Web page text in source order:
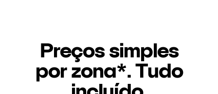
Preços simples
por zona*. Tudo